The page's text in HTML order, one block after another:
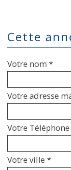
cette
Votre nom *
Votre adresse
Votre
Votre ville *